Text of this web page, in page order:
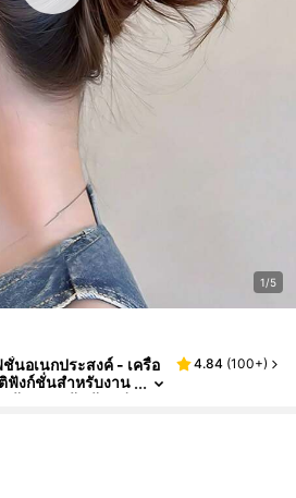
1/5
นอเนกประสงค์ - เครื่อ
ฟังก์ชั่นสำหรับงาน
หรับของขวัญวันแม่,
ระดับผม กิ๊บหนีบผมหรูห
ในโรงเรียน, เครื่องปร
ลัย ฤดูใบไม้ร่วง ฤดูหนา
ยหาดฤดูร้อน, การเดิน
4.84 (100+)